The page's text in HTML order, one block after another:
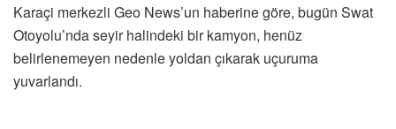
Karaçi merkezli Geo News’un haberine göre, bugün Swat
Otoyolu’nda seyir halindeki bir kamyon, henüz
belirlenemeyen nedenle yoldan çıkarak uçuruma
yuvarlandı.